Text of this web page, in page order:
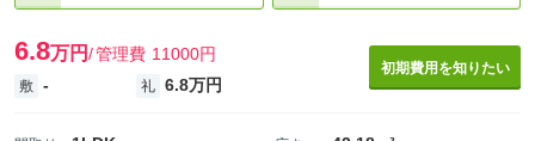
6.8万円 管理費 11000円
敷 - 礼 6.8万円
初期費用を知りたい